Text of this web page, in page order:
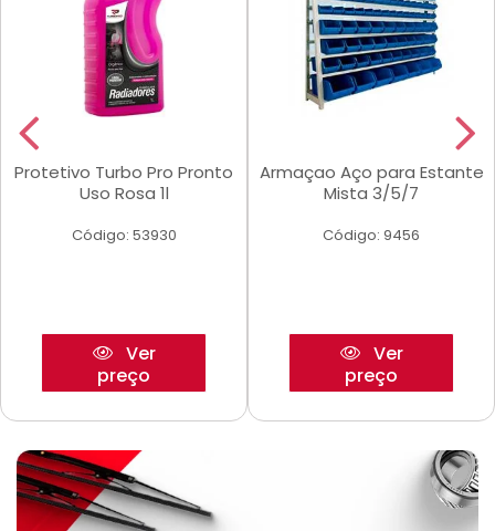
Protetivo Turbo Pro Pronto
Uso Rosa 1l
Código: 53930
Ver
preço
Armaçao Aço para Estante
Mista 3/5/7
Código: 9456
Ver
preço